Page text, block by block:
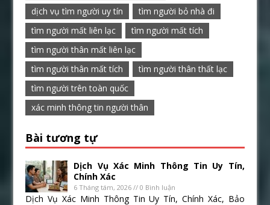
dịch vụ tìm người uy tín
tìm người bỏ nhà đi
tìm người mất liên lạc
tìm người mất tích
tìm người thân mất liên lạc
tìm người thân mất tích
tìm người thân thất lạc
tìm người trên toàn quốc
xác minh thông tin người thân
Bài tương tự
Dịch Vụ Xác Minh Thông Tin Uy Tín,
Chính Xác
6 Tháng tám, 2026 // 0 Bình luận
Dịch Vụ Xác Minh Thông Tin Uy Tín, Chính Xác, Bảo